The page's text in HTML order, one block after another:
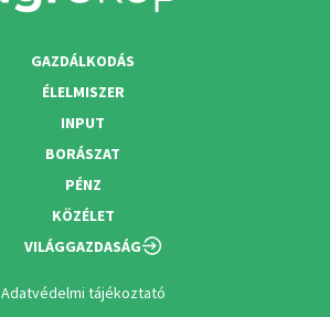
GAZDÁLKODÁS
ÉLELMISZER
INPUT
BORÁSZAT
PÉNZ
KÖZÉLET
VILÁGGAZDASÁG
Adatvédelmi tájékoztató